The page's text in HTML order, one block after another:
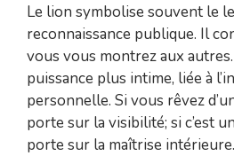
Le lion symbolise souvent le
reconnaissance publique. Il
vous vous montrez aux
puissance plus intime, liée à
personnelle. Si vous rêvez
porte sur la visibilité; si c’est
porte sur la maîtrise intérieure.